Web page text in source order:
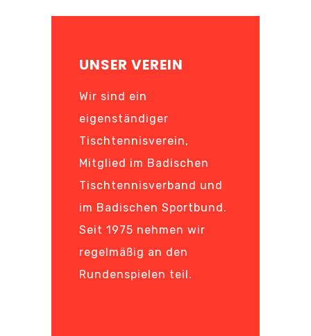
UNSER VEREIN
Wir sind ein
eigenständiger
Tischtennisverein,
Mitglied im Badischen
Tischtennisverband und
im Badischen Sportbund.
Seit 1975 nehmen wir
regelmäßig an den
Rundenspielen teil.